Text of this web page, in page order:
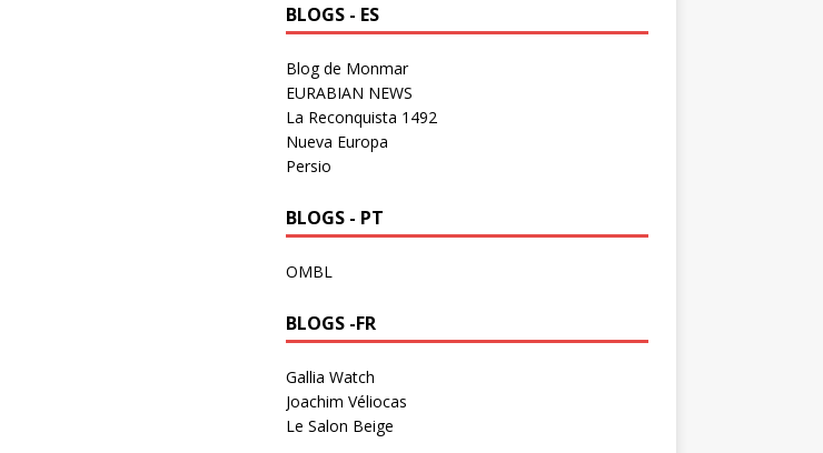
BLOGS - ES
Blog de Monmar
EURABIAN NEWS
La Reconquista 1492
Nueva Europa
Persio
BLOGS - PT
OMBL
BLOGS -FR
Gallia Watch
Joachim Véliocas
Le Salon Beige